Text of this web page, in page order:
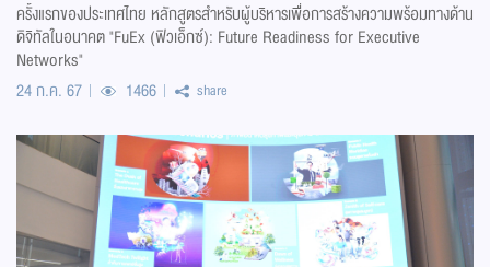
ครั้งแรกของประเทศไทย หลักสูตรสำหรับผู้บริหารเพื่อการสร้างความพร้อมทางด้าน
ดิจิทัลในอนาคต "FuEx (ฟิวเอ็กซ์): Future Readiness for Executive
Networks"
24 ก.ค. 67
1466 share